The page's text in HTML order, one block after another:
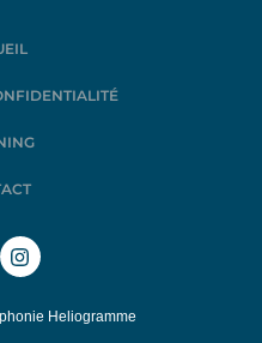
Heliogramme